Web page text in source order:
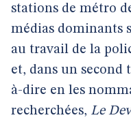
stations de métro
médias dominants
au travail de la
et, dans un second
à-dire en les
recherchées, Le